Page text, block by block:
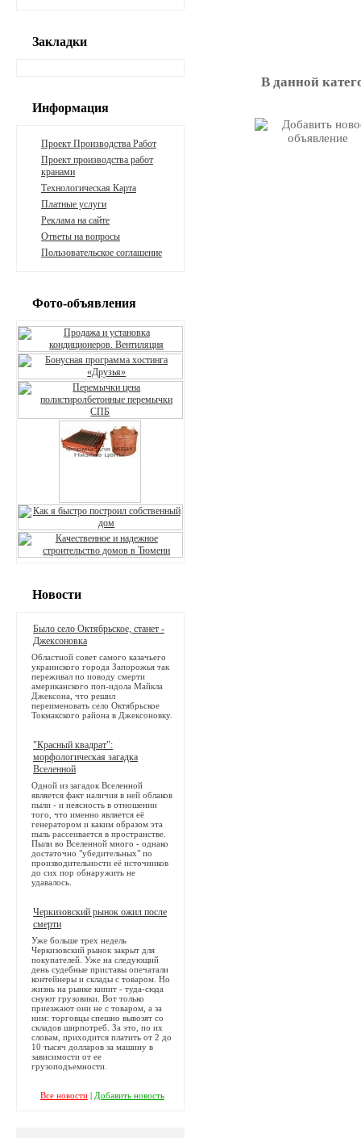
В данной
Закладки
Информация
Проект Производства Работ
Проект производства работ
кранами
Технологическая Карта
Платные услуги
Реклама на сайте
Ответы на вопросы
Пользовательское соглашение
Фото-объявления
Новости
Было село Октябрьское, станет -
Джексоновка
Областной совет самого казачьего
украинского города Запорожья так
переживал по поводу смерти
американского поп-идола Майкла
Джексона, что решил
переименовать село Октябрьское
Токмакского района в Джексоновку.
"Красный квадрат":
морфологическая загадка
Вселенной
Одной из загадок Вселенной
является факт наличия в ней облаков
пыли - и неясность в отношении
того, что именно является её
генератором и каким образом эта
пыль рассеивается в пространстве.
Пыли во Вселенной много - однако
достаточно "убедительных" по
производительности её источников
до сих пор обнаружить не
удавалось.
Черкизовский рынок ожил после
смерти
Уже больше трех недель
Черкизовский рынок закрыт для
покупателей. Уже на следующий
день судебные приставы опечатали
контейнеры и склады с товаром. Но
жизнь на рынке кипит - туда-сюда
снуют грузовики. Вот только
приезжают они не с товаром, а за
ним: торговцы спешно вывозят со
складов ширпотреб. За это, по их
словам, приходится платить от 2 до
10 тысяч долларов за машину в
зависимости от ее
грузоподъемности.
Все новости| Добавить новость